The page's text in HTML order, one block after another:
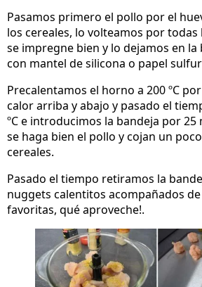
Pasamos primero el pollo por el
los cereales, lo volteamos por todas
se impregne bien y lo dejamos en
con mantel de silicona o papel
Precalentamos el horno a 200 ºC
calor arriba y abajo y pasado el
ºC e introducimos la bandeja por
se haga bien el pollo y cojan un
cereales.
Pasado el tiempo retiramos la
nuggets calentitos acompañados
favoritas, qué aproveche!.